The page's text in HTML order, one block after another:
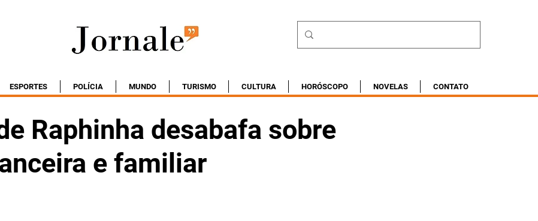
ESPORTES POLÍCIA MUNDO TURISMO CULTURA HORÓSCOPO NOVELAS CONTATO
Raphinha desabafa sobre
e familiar